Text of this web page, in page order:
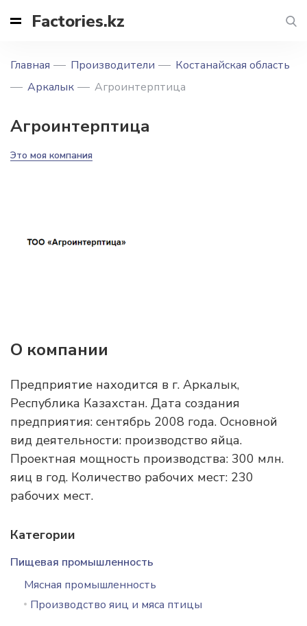
Factories.kz
Главная Производители
Костанайская область
Аркалык
Агроинтерптица
Агроинтерптица
Это моя компания
О компании
Предприятие находится в г. Аркалык,
Республика Казахстан. Дата создания
предприятия: сентябрь 2008 года. Основной
вид деятельности: производство яйца.
Проектная мощность производства: 300 млн.
яиц в год. Количество рабочих мест: 230
рабочих мест.
Категории
Пищевая промышленность
Мясная промышленность
Производство яиц и мяса птицы